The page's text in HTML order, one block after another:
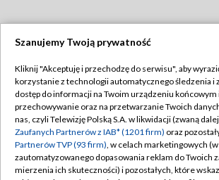
TVP
Abonament TVP
Emisja w TVP
Centrum informacji TVP
Naziemna Telewizja Cyfrowa
Regulamin TVP
Polityka prywatności
Moje zgody
Szanujemy Twoją prywatność
Kliknij "Akceptuję i przechodzę do serwisu", aby
korzystanie z technologii automatycznego śledzenia i
dostęp do informacji na Twoim urządzeniu końcowym
przechowywanie oraz na przetwarzanie Twoich
nas, czyli Telewizję Polską S.A. w likwidacji (zwaną
Zaufanych Partnerów z IAB* (1201 firm) oraz
Partnerów TVP (93 firm), w celach marketingowych
zautomatyzowanego dopasowania reklam do Twoich
mierzenia ich skuteczności) i pozostałych, które